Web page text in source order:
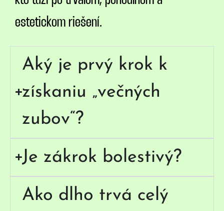
estetickom riešení.
Aký je prvý krok k
získaniu „večných
zubov“?
Je zákrok bolestivý?
Ako dlho trvá celý